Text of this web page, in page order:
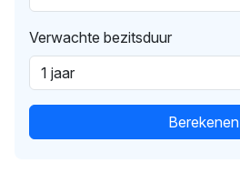
Verwachte bezitsduur
Berekenen